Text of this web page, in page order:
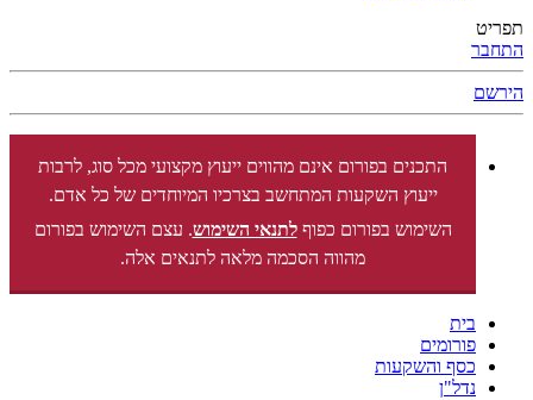
תפריט
התחבר
הירשם
התכנים בפורום אינם מהווים ייעוץ מקצועי מכל סוג, לרבות
ייעוץ השקעות המתחשב בצרכיו המיוחדים של כל אדם.
השימוש בפורום כפוףלתנאי השימוש. עצם השימוש בפורום
מהווה הסכמה מלאה לתנאים אלה.
בית
פורומים
כסף והשקעות
נדל"ן